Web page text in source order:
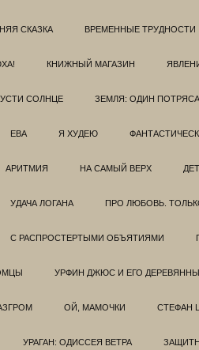
СКАЗКА ВРЕМЕННЫЕ ТРУДНОСТИ
КНИЖНЫЙ МАГАЗИН
СОЛНЦЕ ЗЕМЛЯ: ОДИН
ЕВА Я ХУДЕЮ
АРИТМИЯ НА САМЫЙ ВЕРХ
УДАЧА ЛОГАНА ПРО ЛЮБОВЬ.
С РАСПРОСТЕРТЫМИ ОБЪЯТИЯМИ
УРФИН ДЖЮС И ЕГО
ОЙ, МАМОЧКИ СТЕФАН
УРАГАН: ОДИССЕЯ ВЕТРА